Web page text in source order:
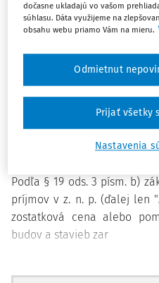
cena, uznáva za
pripočítateľná položka k
Prostredníctvom
vstupe iba služby,
napríklad telefonické
a pod. Nebude sa
tovarov a služieb, ktoré
Podľa § 19 ods. 3 písm. b)
príjmov v z. n. p. (ďalej len "
zostatková cena alebo
budov a stavieb zar
dočasne ukladajú vo vašom
súhlasu. Dáta využijeme na
obsahu webu priamo Vám na mieru.
Nastavenia
Odmietnut
Prijať všetky